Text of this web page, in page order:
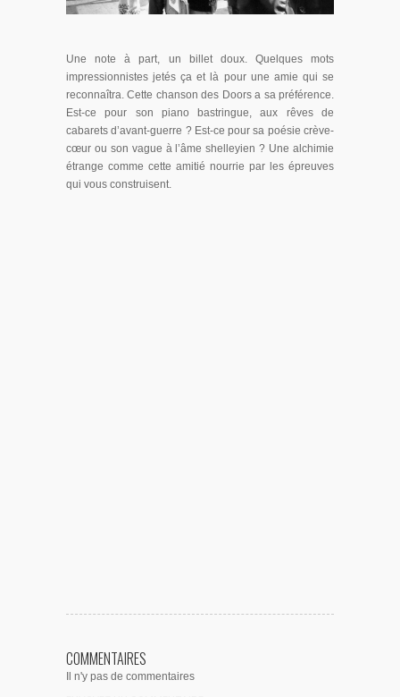
Une note à part, un billet doux. Quelques mots
impressionnistes jetés ça et là pour une amie qui se
reconnaîtra. Cette chanson des Doors a sa préférence.
Est-ce pour son piano bastringue, aux rêves de
cabarets d’avant-guerre ? Est-ce pour sa poésie crève-
cœur ou son vague à l’âme shelleyien ? Une alchimie
étrange comme cette amitié nourrie par les épreuves
qui vous construisent.
COMMENTAIRES
Il n'y pas de commentaires